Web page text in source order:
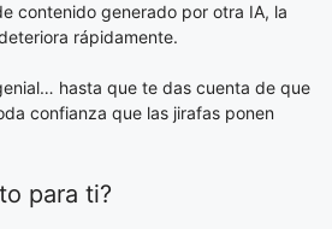
contenido generado por otra IA, la
rápidamente.
hasta que te das cuenta de que
confianza que las jirafas ponen
para ti?